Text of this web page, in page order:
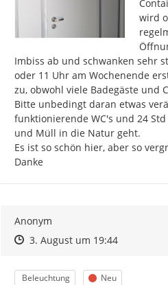
wird
Imbiss ab und schwanken sehr
oder 11 Uhr am Wochenende
zu, obwohl viele Badegäste und
Bitte unbedingt daran etwas
funktionierende WC's und 24
und Müll in die Natur geht.
Es ist so schön hier, aber so
Danke
Anonym
Zeitpunkt des Erstellens
Zeitpunkt des Erstellens
3. August um 19:44Zur
Kategorie
Beleuchtung Status
Neu